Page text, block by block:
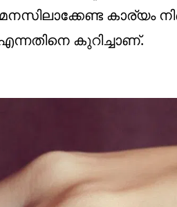
കാര്യം
കുറിച്ചാണ്.